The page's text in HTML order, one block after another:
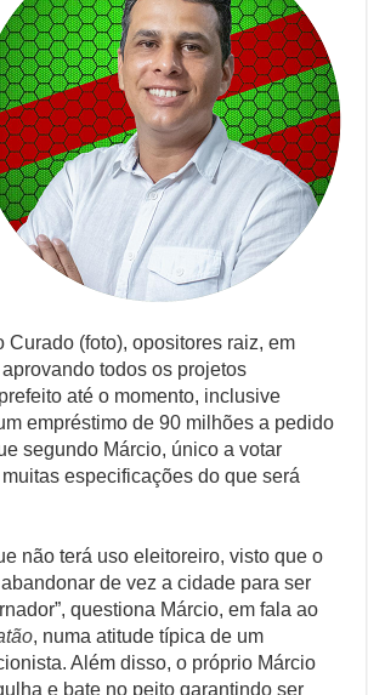
Curado (foto), opositores raiz, em
todos os projetos
até o momento, inclusive
empréstimo de 90 milhões a pedido
segundo Márcio, único a votar
muitas especificações do que será
não terá uso eleitoreiro, visto que o
de vez a cidade para ser
questiona Márcio, em fala ao
, numa atitude típica de um
Além disso, o próprio Márcio
e bate no peito garantindo ser